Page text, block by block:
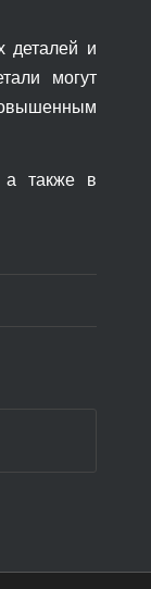
деталей и
могут
а также в